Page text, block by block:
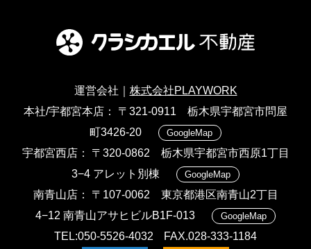
運営会社｜ 株式会社PLAYWORK
本社/宇都宮本店
〒321-0911 栃木県宇都宮市問屋
町3426-20
GoogleMap
宇都宮西店
〒320-0862 栃木県宇都宮市西原1丁目
3−4 アレット別棟
GoogleMap
南青山店
〒107-0062 東京都港区南青山2丁目
4−12 南青山アサヒビルB1F-013
GoogleMap
TEL:050-5526-4032 FAX.028-333-1184